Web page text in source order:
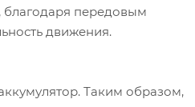
благодаря передовым
движения.
Таким образом,